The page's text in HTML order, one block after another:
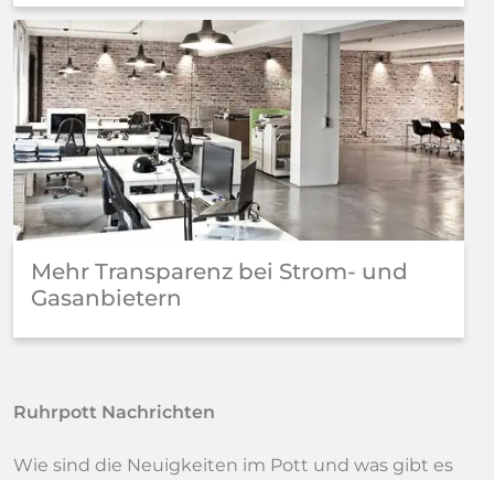
Mehr Transparenz bei Strom- und
Gasanbietern
Ruhrpott Nachrichten
Wie sind die Neuigkeiten im Pott und was gibt es